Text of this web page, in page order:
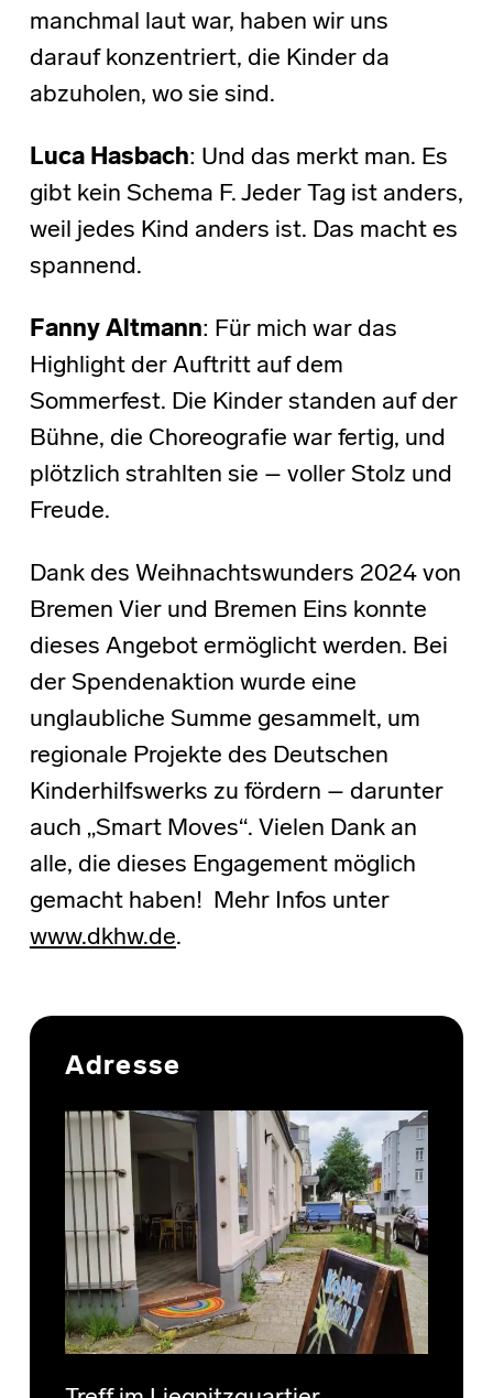
manchmal laut war, haben wir uns
darauf konzentriert, die Kinder da
abzuholen, wo sie sind.
Luca Hasbach: Und das merkt man. Es
gibt kein Schema F. Jeder Tag ist anders,
weil jedes Kind anders ist. Das macht es
spannend.
Fanny Altmann: Für mich war das
Highlight der Auftritt auf dem
Sommerfest. Die Kinder standen auf der
Bühne, die Choreografie war fertig, und
plötzlich strahlten sie – voller Stolz und
Freude.
Dank des Weihnachtswunders 2024 von
Bremen Vier und Bremen Eins konnte
dieses Angebot ermöglicht werden. Bei
der Spendenaktion wurde eine
unglaubliche Summe gesammelt, um
regionale Projekte des Deutschen
Kinderhilfswerks zu fördern – darunter
auch „Smart Moves“. Vielen Dank an
alle, die dieses Engagement möglich
gemacht haben! Mehr Infos unter
www.dkhw.de.
Skip back to main navigation
Adresse